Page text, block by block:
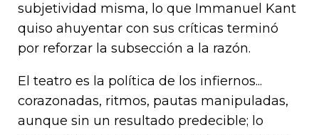
subjetividad misma, lo que Immanuel Kant
quiso ahuyentar con sus críticas terminó
por reforzar la subsección a la razón.
El teatro es la política de los infiernos...
corazonadas, ritmos, pautas manipuladas,
aunque sin un resultado predecible; lo